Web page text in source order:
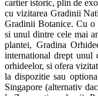
cartier istoric, plin de
cu vizitarea Gradinii
Gradinii Botanice. Cu o
si unul dintre cele mai
plantei, Gradina
international drept unul
orhideelor, si ofera
la dispozitie sau
Singapore (alternativ